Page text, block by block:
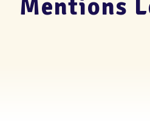
Mentions